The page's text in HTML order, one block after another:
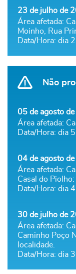
23 de julho de
Área afetada:
Moinho, Rua
Data/Hora: dia
Não
05 de agosto
Área afetada:
Data/Hora: dia
04 de agosto
Área afetada:
Casal do Piolho:
Data/Hora: dia
30 de julho de
Área afetada:
Caminho Poço
localidade.
Data/Hora: dia